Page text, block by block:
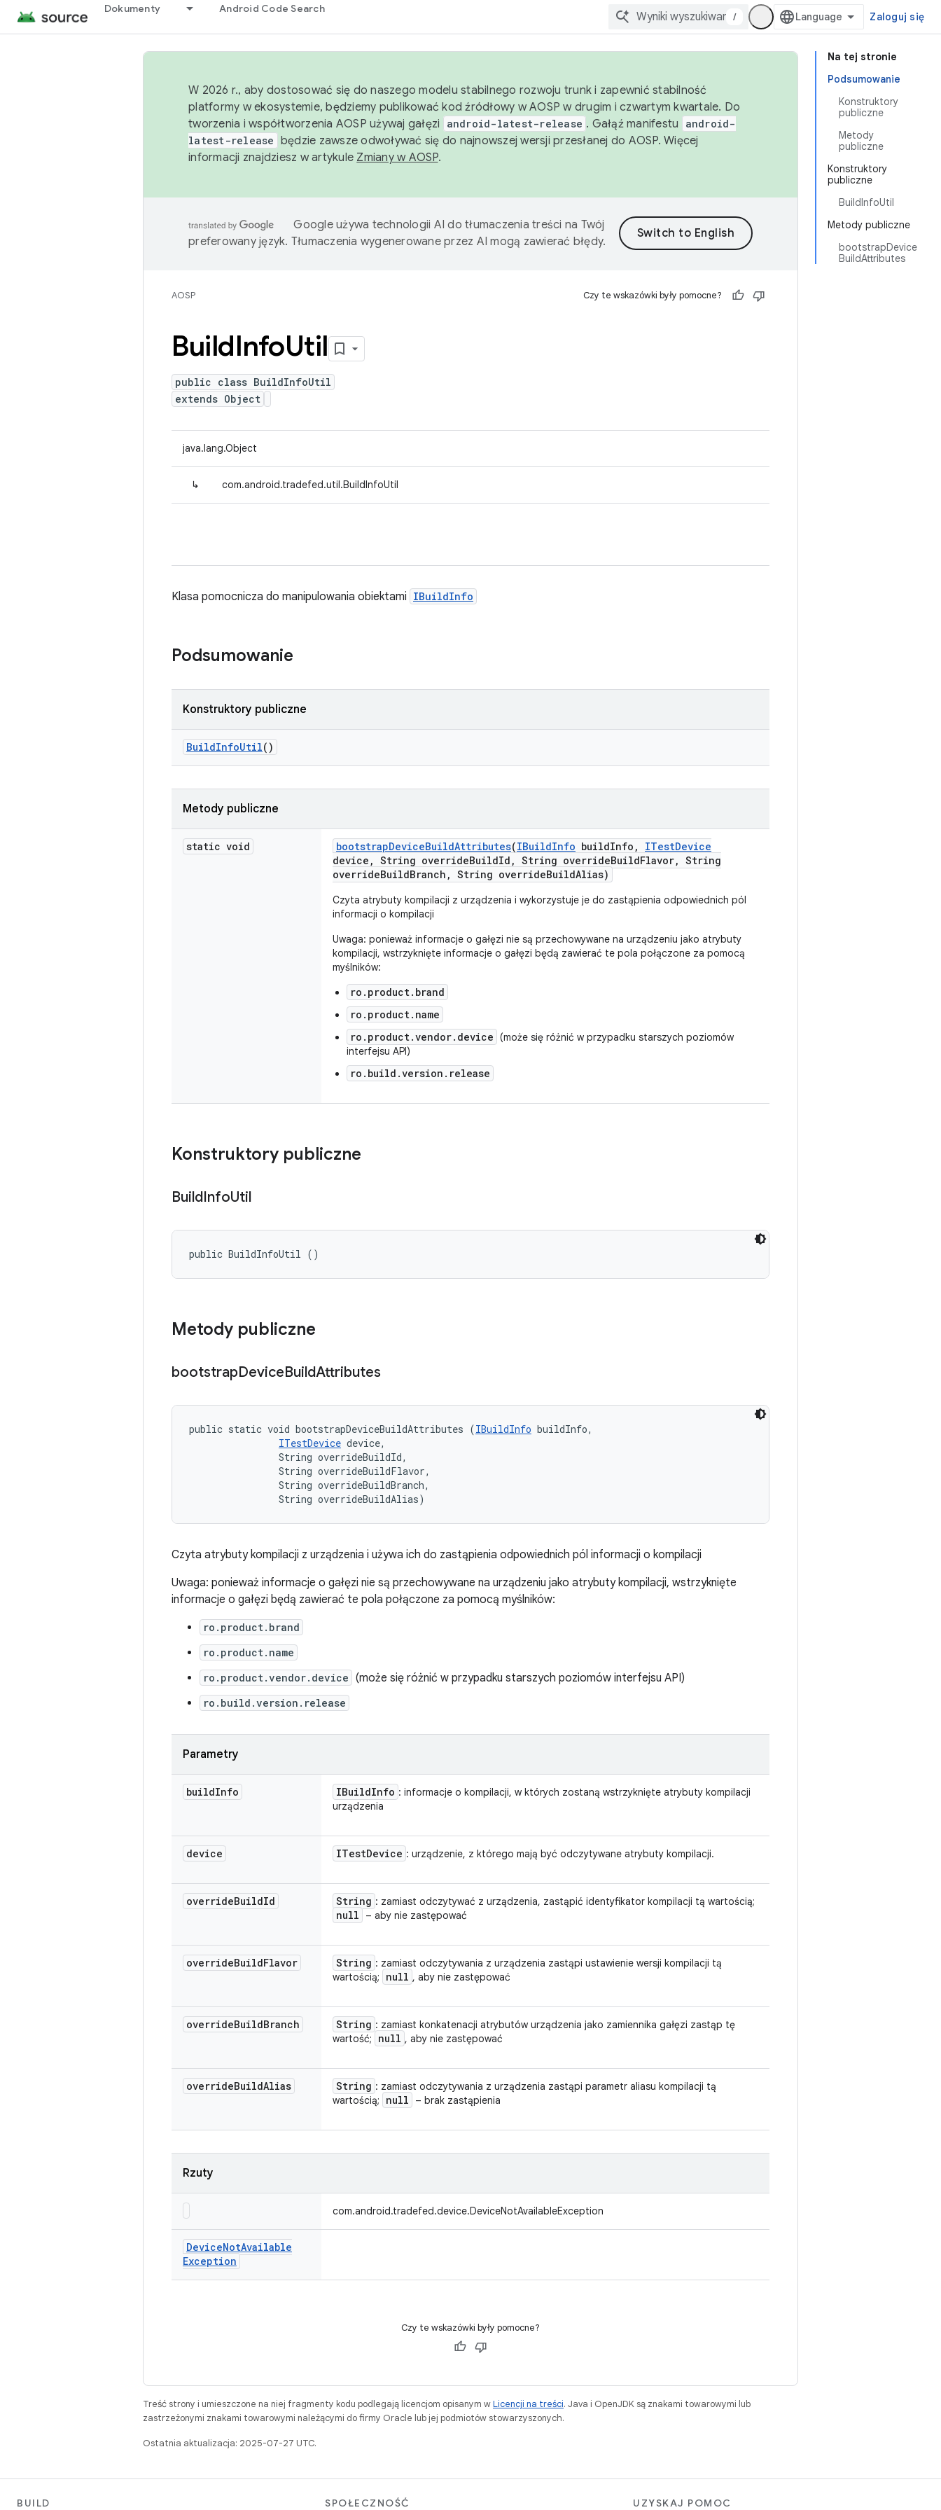
Dokumenty Android Code Search
/ Zaloguj się
Na tej stronie
Podsumowanie
Konstruktory
publiczne
Metody
publiczne
Konstruktory
publiczne
BuildInfoUtil
Metody publiczne
bootstrapDevice
BuildAttributes
W 2026 r., aby dostosować się do naszego modelu stabilnego rozwoju trunk i zapewnić stabilność
platformy w ekosystemie, będziemy publikować kod źródłowy w AOSP w drugim i czwartym kwartale. Do
tworzenia i współtworzenia AOSP używaj gałęzi
android-latest-release . Gałąź manifestu
android-
latest-release będzie zawsze odwoływać się do najnowszej wersji przesłanej do AOSP. Więcej
informacji znajdziesz w artykule Zmiany w AOSP.
Google używa technologii AI do tłumaczenia treści na Twój
preferowany język. Tłumaczenia wygenerowane przez AI mogą zawierać błędy.
AOSP Czy te wskazówki były pomocne?
BuildInfoUtil
public class BuildInfoUtil
extends Object
java.lang.Object
↳ com.android.tradefed.util.BuildInfoUtil
Klasa pomocnicza do manipulowania obiektami IBuildInfo
Podsumowanie
Konstruktory publiczne
BuildInfoUtil()
Metody publiczne
static void bootstrapDeviceBuildAttributes(IBuildInfo buildInfo , ITestDevice
device , String overrideBuildId , String overrideBuildFlavor, String
overrideBuildBranch , String overrideBuildAlias)
Czyta atrybuty kompilacji z urządzenia i wykorzystuje je do zastąpienia odpowiednich pól
informacji o kompilacji
Uwaga: ponieważ informacje o gałęzi nie są przechowywane na urządzeniu jako atrybuty
kompilacji, wstrzyknięte informacje o gałęzi będą zawierać te pola połączone za pomocą
myślników:
ro.product.brand
ro.product.name
ro.product.vendor.device (może się różnić w przypadku starszych poziomów
interfejsu API)
ro.build.version.release
Konstruktory publiczne
BuildInfoUtil
public BuildInfoUtil ()
Metody publiczne
bootstrapDeviceBuildAttributes
public static void bootstrapDeviceBuildAttributes (IBuildInfo buildInfo,
ITestDevice device,
                String overrideBuildId,
                String overrideBuildFlavor,
                String overrideBuildBranch,
                String overrideBuildAlias)
Czyta atrybuty kompilacji z urządzenia i używa ich do zastąpienia odpowiednich pól informacji o kompilacji
Uwaga: ponieważ informacje o gałęzi nie są przechowywane na urządzeniu jako atrybuty kompilacji, wstrzyknięte
informacje o gałęzi będą zawierać te pola połączone za pomocą myślników:
ro.product.brand
ro.product.name
ro.product.vendor.device (może się różnić w przypadku starszych poziomów interfejsu API)
ro.build.version.release
Parametry
buildInfo IBuildInfo : informacje o kompilacji, w których zostaną wstrzyknięte atrybuty kompilacji
urządzenia
device ITestDevice : urządzenie, z którego mają być odczytywane atrybuty kompilacji.
overrideBuildId String : zamiast odczytywać z urządzenia, zastąpić identyfikator kompilacji tą wartością;
null – aby nie zastępować
overrideBuildFlavor String : zamiast odczytywania z urządzenia zastąpi ustawienie wersji kompilacji tą
wartością;
null , aby nie zastępować
overrideBuildBranch String : zamiast konkatenacji atrybutów urządzenia jako zamiennika gałęzi zastąp tę
wartość;
null , aby nie zastępować
overrideBuildAlias String : zamiast odczytywania z urządzenia zastąpi parametr aliasu kompilacji tą
wartością;
null – brak zastąpienia
Rzuty
com.android.tradefed.device.DeviceNotAvailableException
DeviceNotAvailable
Exception
Czy te wskazówki były pomocne?
Treść strony i umieszczone na niej fragmenty kodu podlegają licencjom opisanym wLicencji na treści. Java i OpenJDK są znakami towarowymi lub
zastrzeżonymi znakami towarowymi należącymi do firmy Oracle lub jej podmiotów stowarzyszonych.
Ostatnia aktualizacja: 2025-07-27 UTC.
BUILD SPOŁECZNOŚĆ UZYSKAJ POMOC